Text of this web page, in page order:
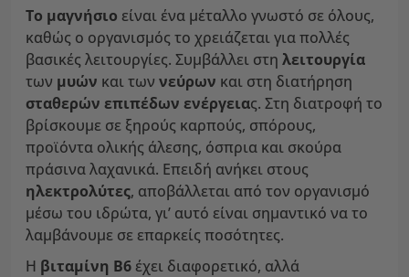
Το μαγνήσιο είναι ένα μέταλλο γνωστό σε όλους,
καθώς ο οργανισμός το χρειάζεται για πολλές
βασικές λειτουργίες. Συμβάλλει στη λειτουργία
των μυών και των νεύρων και στη διατήρηση
σταθερών επιπέδων ενέργειας. Στη διατροφή το
βρίσκουμε σε ξηρούς καρπούς, σπόρους,
προϊόντα ολικής άλεσης, όσπρια και σκούρα
πράσινα λαχανικά. Επειδή ανήκει στους
ηλεκτρολύτες, αποβάλλεται από τον οργανισμό
μέσω του ιδρώτα, γι’ αυτό είναι σημαντικό να το
λαμβάνουμε σε επαρκείς ποσότητες.
Η βιταμίνη Β6 έχει διαφορετικό, αλλά